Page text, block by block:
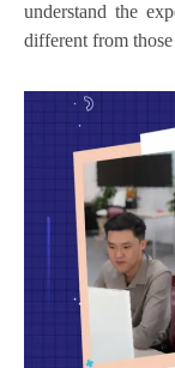
understand the
different from